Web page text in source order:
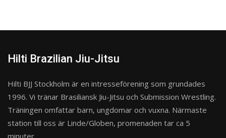
Hilti Brazilian Jiu-Jitsu
Hilti BJJ Stockholm är en intresseförening som grundades
1996. Vi tränar Brasiliansk Jiu-Jitsu och Submission Wrestling.
Träningen omfattar barn, ungdomar och vuxna. Närmaste
station till oss är Linde/Globen, promenaden tar ca 5
minuter.